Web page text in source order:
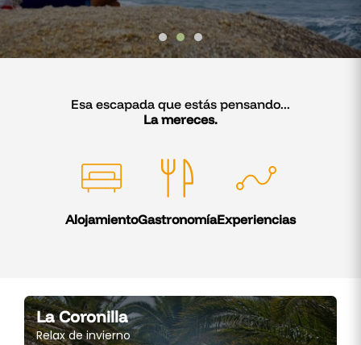
Esa escapada que estás pensando...
La mereces.
AlojamientoGastronomíaExperiencias
La Coronilla
Relax de invierno